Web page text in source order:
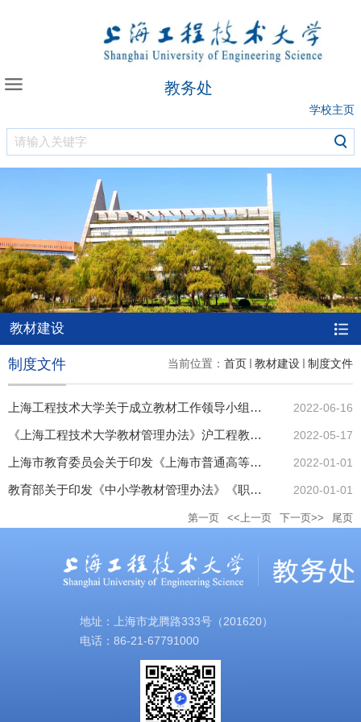
教务处
学校主页
教材建设
当前位置： 首页 教材建设 制度文件
制度文件
2022-06-16
上海工程技术大学关于成立教材工作领导小组、教材审核专家委员会、教材选用工作小组的通知（沪工程教〔2022〕52 号）
2022-05-17
《上海工程技术大学教材管理办法》沪工程教（2022）40号）
2022-01-01
上海市教育委员会关于印发《上海市普通高等学校教材管理实施细则》的通知（沪教委规〔2021〕13号）
2020-01-01
教育部关于印发《中小学教材管理办法》《职业院校教材管理办法》和《普通高等学校教材管理办法》的通知
第一页 <<上一页 下一页>> 尾页
地址：上海市龙腾路333号（201620）
电话：86-21-67791000